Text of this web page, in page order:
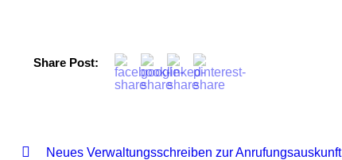
Share Post:
Neues Verwaltungsschreiben zur Anrufungsauskunft